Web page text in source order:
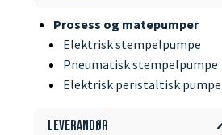
Prosess og matepumper
Elektrisk stempelpumpe
Pneumatisk stempelpumpe
Elektrisk peristaltisk pumpe
Leverandør